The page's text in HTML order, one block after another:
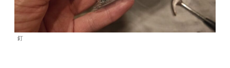
釘